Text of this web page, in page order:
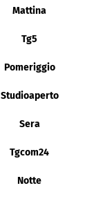
Mattina
Tg5
Pomeriggio
Studioaperto
Sera
Tgcom24
Notte